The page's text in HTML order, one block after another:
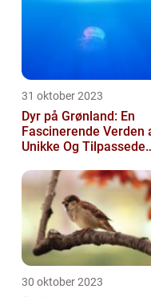
31 oktober 2023
Dyr på Grønland: En
Fascinerende Verden
Unikke Og Tilpassede
30 oktober 2023